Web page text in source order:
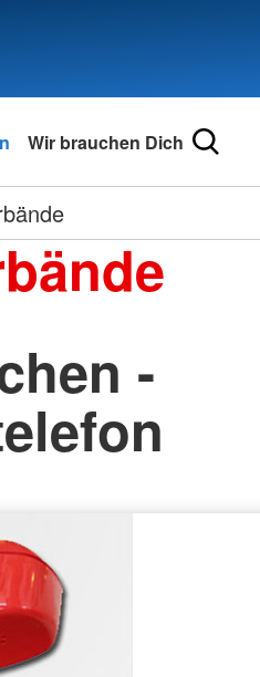
Wir brauchen Dich
-